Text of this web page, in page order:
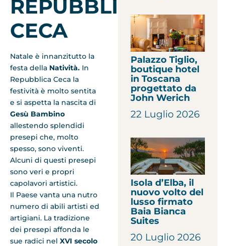
REPUBBLICA
CECA
Natale è innanzitutto la
festa della Natività. In
Repubblica Ceca la
festività è molto sentita
e si aspetta la nascita di
Gesù Bambino
allestendo splendidi
presepi che, molto
spesso, sono viventi.
Alcuni di questi presepi
sono veri e propri
capolavori artistici.
Il Paese vanta una nutro
numero di abili artisti ed
artigiani. La tradizione
dei presepi affonda le
sue radici nel XVI secolo
Palazzo Tiglio,
boutique hotel
in Toscana
progettato da
John Werich
22 Luglio 2026
Isola d’Elba, il
nuovo volto del
lusso firmato
Baia Bianca
Suites
20 Luglio 2026